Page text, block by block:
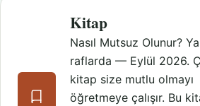
Kitap
Nasıl Mutsuz Olunur?
raflarda — Eylül 2026.
kitap size mutlu olmayı
öğretmeye çalışır. Bu